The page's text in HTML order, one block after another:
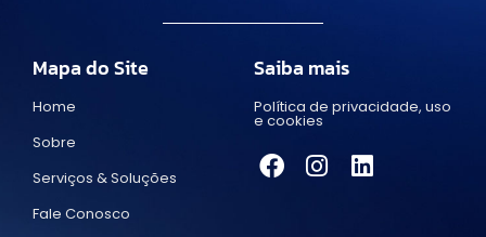
Mapa do Site
Home
Sobre
Serviços & Soluções
Fale Conosco
Saiba mais
Política de privacidade, uso
e cookies